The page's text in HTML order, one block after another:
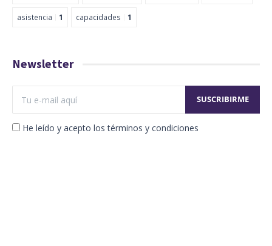
asistencia 1 capacidades 1
Newsletter
He leído y acepto los términos y condiciones